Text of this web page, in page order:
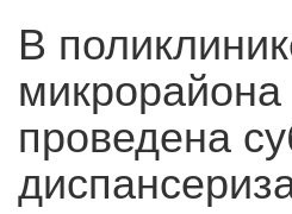
В
микрорайона
проведена